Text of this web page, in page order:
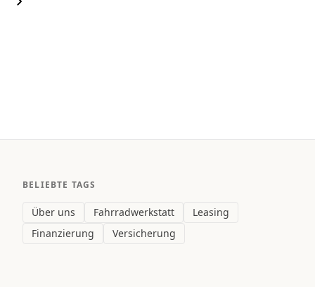
BELIEBTE TAGS
Über uns Fahrradwerkstatt
Leasing
Finanzierung
Versicherung